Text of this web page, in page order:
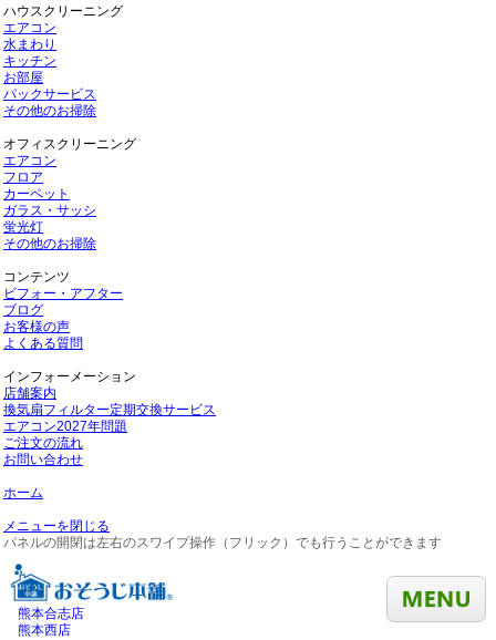
ハウスクリーニング
エアコン
水まわり
キッチン
お部屋
パックサービス
その他のお掃除
オフィスクリーニング
エアコン
フロア
カーペット
ガラス・サッシ
蛍光灯
その他のお掃除
コンテンツ
ビフォー・アフター
ブログ
お客様の声
よくある質問
インフォーメーション
店舗案内
換気扇フィルター定期交換サービス
エアコン2027年問題
ご注文の流れ
お問い合わせ
ホーム
メニューを閉じる
パネルの開閉は左右のスワイプ操作（フリック）でも行うことができます
熊本合志店
熊本西店